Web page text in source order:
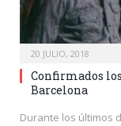
20 JULIO, 2018
Confirmados
Barcelona
Durante los últimos